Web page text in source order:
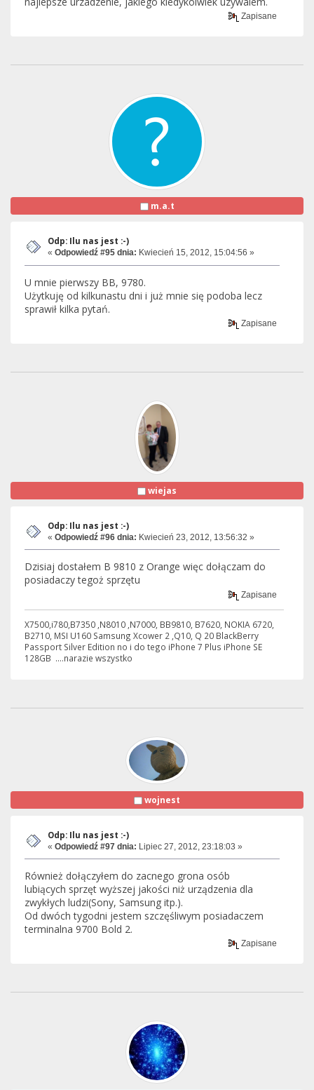
Zapisane
m.a.t
Odp: Ilu nas jest :-)
« Odpowiedź #95 dnia: Kwiecień 15, 2012, 15:04:56 »
U mnie pierwszy BB, 9780.
Użytkuję od kilkunastu dni i już mnie się podoba lecz
sprawił kilka pytań.
Zapisane
wiejas
Odp: Ilu nas jest :-)
« Odpowiedź #96 dnia: Kwiecień 23, 2012, 13:56:32 »
Dzisiaj dostałem B 9810 z Orange więc dołączam do
posiadaczy tegoż sprzętu
Zapisane
X7500,i780,B7350 ,N8010 ,N7000, BB9810, B7620, NOKIA 6720,
B2710, MSI U160 Samsung Xcower 2 ,Q10, Q 20 BlackBerry
Passport Silver Edition no i do tego iPhone 7 Plus iPhone SE
128GB ....narazie wszystko
wojnest
Odp: Ilu nas jest :-)
« Odpowiedź #97 dnia: Lipiec 27, 2012, 23:18:03 »
Również dołączyłem do zacnego grona osób
lubiących sprzęt wyższej jakości niż urządzenia dla
zwykłych ludzi(Sony, Samsung itp.).
Od dwóch tygodni jestem szczęśliwym posiadaczem
terminalna 9700 Bold 2.
Zapisane